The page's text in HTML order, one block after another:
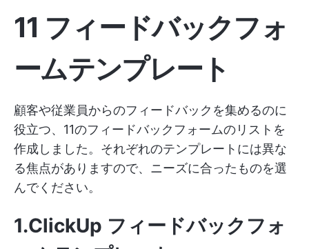
11 フィードバックフォ
ームテンプレート
顧客や従業員からのフィードバックを集めるのに
役立つ、11のフィードバックフォームのリストを
作成しました。それぞれのテンプレートには異な
る焦点がありますので、ニーズに合ったものを選
んでください。
1.ClickUp フィードバックフォ